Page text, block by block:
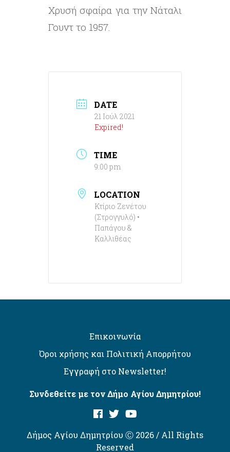
Χρυσή σφαίρα για την Νάταλι
Γουντ το 1957.
DATE
21 Ιούλ 2021
Expired!
TIME
9:00 pm
LOCATION
Κτίριο Ζενέτου
(Στρογγυλό) •
Παπάγου &
Καλλιθέας
Επικοινωνία
Όροι χρήσης και Πολιτική Απορρήτου
Εγγραφή στο Newsletter!
Συνδεθείτε με τον Δήμο Αγίου Δημητρίου!
Δήμος Αγίου Δημητρίου Ⓒ 2026 / All Rights
Reserved